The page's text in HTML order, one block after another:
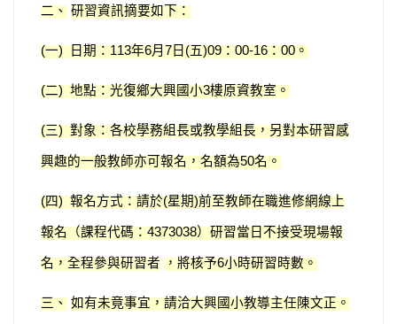
二、 研習資訊摘要如下：
(一) 日期：113年6月7日(五)09：00-16：00。
(二) 地點：光復鄉大興國小3樓原資教室。
(三) 對象：各校學務組長或教學組長，另對本研習感
興趣的一般教師亦可報名，名額為50名。
(四) 報名方式：請於(星期)前至教師在職進修網線上
報名（課程代碼：4373038）研習當日不接受現場報
名，全程參與研習者 ，將核予6小時研習時數。
三、 如有未竟事宜，請洽大興國小教導主任陳文正。